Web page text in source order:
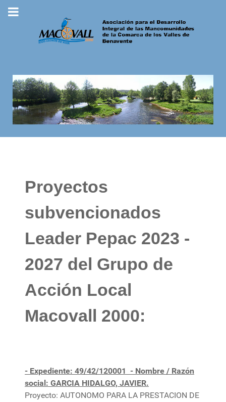
Proyectos
subvencionados
Leader Pepac 2023 -
2027 del Grupo de
Acción Local
Macovall 2000:
- Expediente: 49/42/120001 - Nombre / Razón
social: GARCIA HIDALGO, JAVIER.
Proyecto: AUTONOMO PARA LA PRESTACION DE